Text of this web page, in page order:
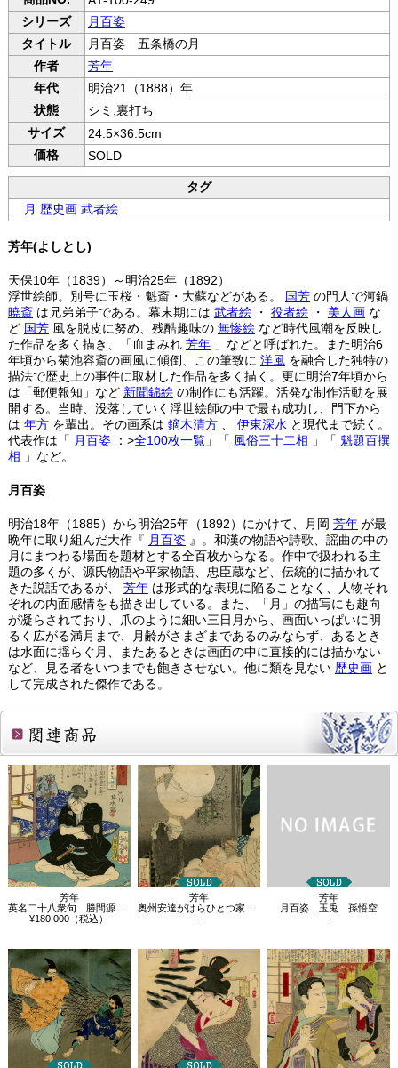
シリーズ
月百姿
タイトル
月百姿 五条橋の月
作者
芳年
年代
明治21（1888）年
状態
シミ,裏打ち
サイズ
24.5×36.5cm
価格
SOLD
タグ
月 歴史画 武者絵
芳年(よしとし)
天保10年（1839）～明治25年（1892）
浮世絵師。別号に玉桜・魁斎・大蘇などがある。 国芳の門人で河鍋
暁斎は兄弟弟子である。幕末期には 武者絵・ 役者絵・ 美人画な
ど 国芳風を脱皮に努め、残酷趣味の 無惨絵など時代風潮を反映し
た作品を多く描き、「血まみれ 芳年」などと呼ばれた。また明治6
年頃から菊池容斎の画風に傾倒、この筆致に 洋風を融合した独特の
描法で歴史上の事件に取材した作品を多く描く。更に明治7年頃から
は「郵便報知」など 新聞錦絵の制作にも活躍。活発な制作活動を展
開する。当時、没落していく浮世絵師の中で最も成功し、門下から
は 年方を輩出。その画系は 鏑木清方、 伊東深水 と現代まで続く。
代表作は「 月百姿：>全100枚一覧」「 風俗三十二相 」「 魁題百撰
相 」など。
月百姿
明治18年（1885）から明治25年（1892）にかけて、月岡 芳年が最
晩年に取り組んだ大作『 月百姿』。和漢の物語や詩歌、謡曲の中の
月にまつわる場面を題材とする全百枚からなる。作中で扱われる主
題の多くが、源氏物語や平家物語、忠臣蔵など、伝統的に描かれて
きた説話であるが、 芳年は形式的な表現に陥ることなく、人物それ
ぞれの内面感情をも描き出している。また、「月」の描写にも趣向
が凝らされており、爪のように細い三日月から、画面いっぱいに明
るく広がる満月まで、月齢がさまざまであるのみならず、あるとき
は水面に揺らぐ月、またあるときは画面の中に直接的には描かない
など、見る者をいつまでも飽きさせない。他に類を見ない 歴史画と
して完成された傑作である。
関連商品
芳年
英名二十八衆句 勝間源五兵衛
¥180,000（税込）
芳年
奥州安達がはらひとつ家の図
-
芳年
月百姿 玉兎 孫悟空
-